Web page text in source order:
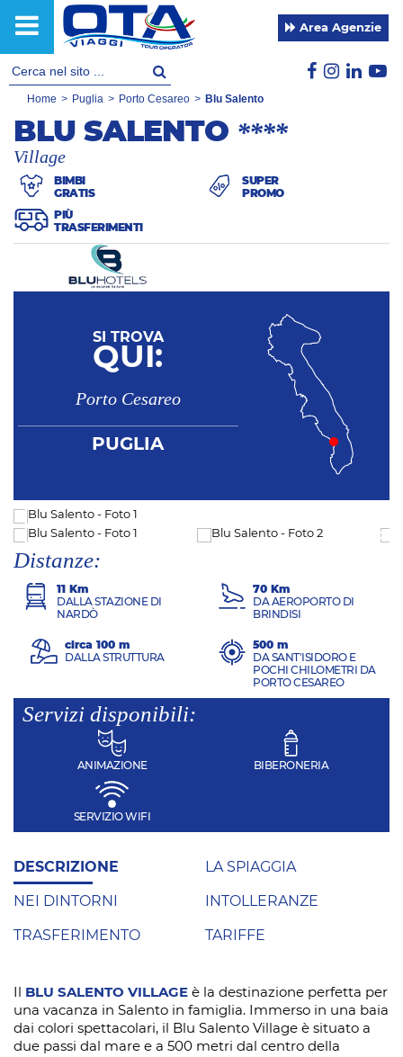
Area Agenzie
Home > Puglia > Porto Cesareo > Blu Salento
BLU SALENTO ****
Village
BIMBI
GRATIS
SUPER
PROMO
PIÙ
TRASFERIMENTI
SI TROVA
QUI:
Porto Cesareo
PUGLIA
Distanze:
11 Km
DALLA STAZIONE DI
NARDÒ
70 Km
DA AEROPORTO DI
BRINDISI
circa 100 m
DALLA STRUTTURA
500 m
DA SANT'ISIDORO E
POCHI CHILOMETRI DA
PORTO CESAREO
Servizi disponibili:
ANIMAZIONE BIBERONERIA
SERVIZIO WIFI
DESCRIZIONE LA SPIAGGIA
NEI DINTORNI INTOLLERANZE
TRASFERIMENTO TARIFFE
BLU SALENTO VILLAGE è la destinazione perfetta per
una vacanza in Salento in famiglia. Immerso in una baia
dai colori spettacolari, il Blu Salento Village è situato a
due passi dal mare e a 500 metri dal centro della